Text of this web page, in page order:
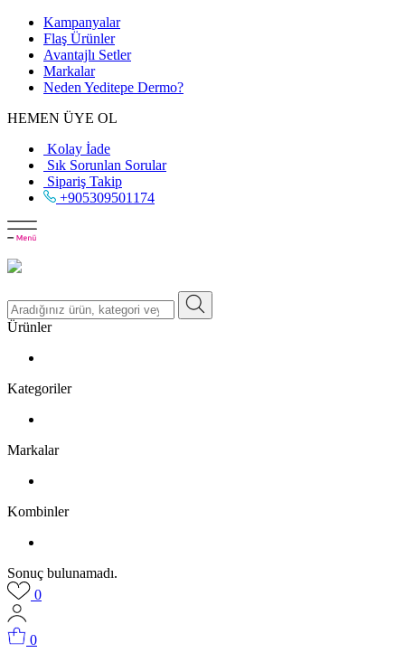
Kampanyalar
Flaş Ürünler
Avantajlı Setler
Markalar
Neden Yeditepe Dermo?
HEMEN ÜYE OL
Kolay İade
Sık Sorunlan Sorular
Sipariş Takip
+905309501174
Ürünler
Kategoriler
Markalar
Kombinler
Sonuç bulunamadı.
0
0